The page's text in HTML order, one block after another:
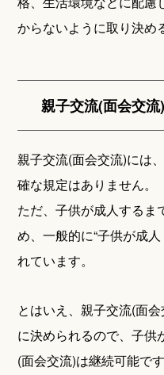
からないように取り決め
親子交流(面会交
親子交流(面会交流)には
確な規定はありません。
ただ、子供が成人するま
め、一般的に“子供が成
れています。
とはいえ、親子交流(面
に決められるので、子供
(面会交流)は継続可能で